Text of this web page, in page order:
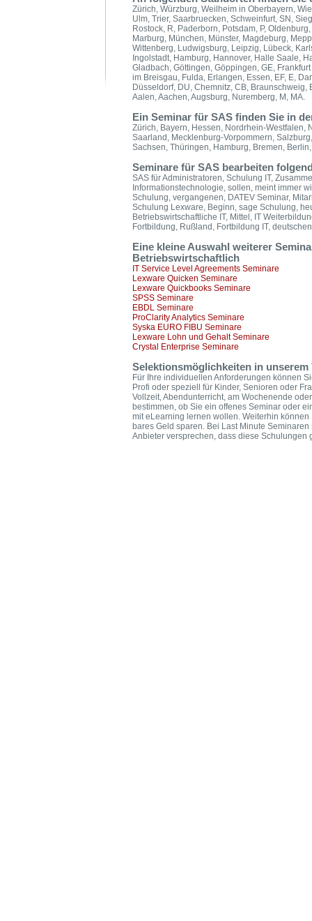
Zürich, Würzburg, Weilheim in Oberbayern,
Ulm, Trier, Saarbruecken, Schweinfurt, SN,
Rostock, R, Paderborn, Potsdam, P,
Marburg, München, Münster, Magdeburg,
Wittenberg, Ludwigsburg, Leipzig, Lübeck,
Ingolstadt, Hamburg, Hannover, Halle Saale,
Gladbach, Göttingen, Göppingen, GE,
im Breisgau, Fulda, Erlangen, Essen, EF, E,
Düsseldorf, DU, Chemnitz, CB,
Aalen, Aachen, Augsburg, Nuremberg, M, MA.
Ein Seminar für SAS finden Sie in
Zürich, Bayern, Hessen, Nordrhein-Westfalen,
Saarland, Mecklenburg-Vorpommern,
Sachsen, Thüringen, Hamburg, Bremen,
Seminare für SAS bearbeiten
SAS für Administratoren, Schulung IT,
Informationstechnologie, sollen, meint immer
Schulung, vergangenen, DATEV Seminar,
Schulung Lexware, Beginn, sage Schulung,
Betriebswirtschaftliche IT, Mittel, IT
Fortbildung, Rußland, Fortbildung IT,
Eine kleine Auswahl weiterer
Betriebswirtschaftlich
IT Service Level Agreements Seminare
Lexware Quicken Seminare
Lexware Quickbooks Seminare
SPSS Seminare
EBDL Seminare
ProClarity Analytics Seminare
Syska EURO FIBU Seminare
Lexware Lohn und Gehalt Seminare
Crystal Enterprise Seminare
Selektionsmöglichkeiten in unserem
Für Ihre individuellen Anforderungen können
Profi oder speziell für Kinder, Senioren oder
Vollzeit, Abendunterricht, am Wochenende
bestimmen, ob Sie ein offenes Seminar oder
mit eLearning lernen wollen. Weiterhin
bares Geld sparen. Bei Last Minute
Anbieter versprechen, dass diese Schulungen